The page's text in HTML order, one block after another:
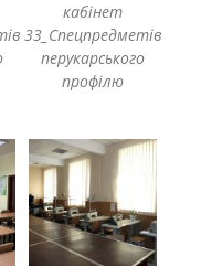
кабінет
33_Спецпредметів
перукарського
профілю